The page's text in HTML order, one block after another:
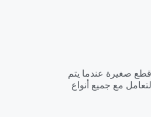
صغيرة عندما يتم
مع جميع أنواع